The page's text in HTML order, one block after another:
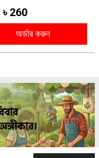
৳ 260
অর্ডার করুন